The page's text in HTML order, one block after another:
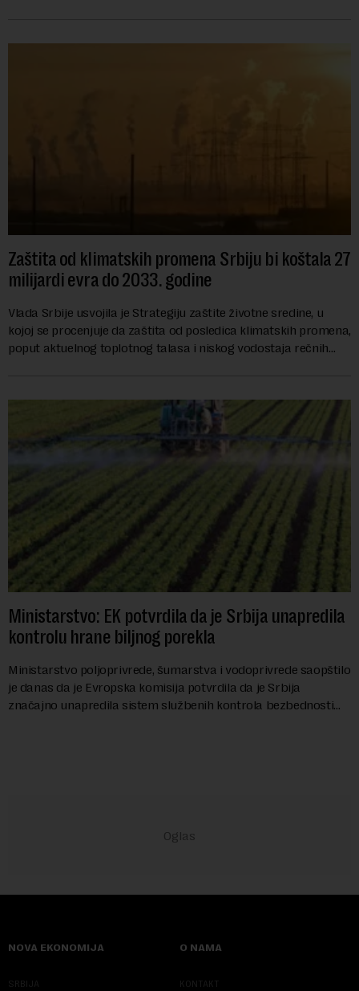
Zaštita od klimatskih promena Srbiju bi koštala 27
milijardi evra do 2033. godine
Vlada Srbije usvojila je Strategiju zaštite životne sredine, u
kojoj se procenjuje da zaštita od posledica klimatskih promena,
poput aktuelnog toplotnog talasa i niskog vodostaja rečnih
Ministarstvo: EK potvrdila da je Srbija unapredila
kontrolu hrane biljnog porekla
Ministarstvo poljoprivrede, šumarstva i vodoprivrede saopštilo
je danas da je Evropska komisija potvrdila da je Srbija
značajno unapredila sistem službenih kontrola bezbednosti
NOVA EKONOMIJA
SRBIJA
O NAMA
KONTAKT